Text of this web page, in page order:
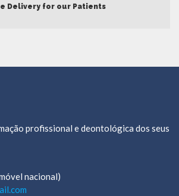
Delivery for our Patients
profissional e deontológica dos seus
nacional)